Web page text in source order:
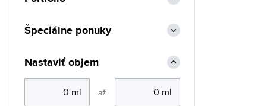
Špeciálne ponuky
Nastaviť objem
až